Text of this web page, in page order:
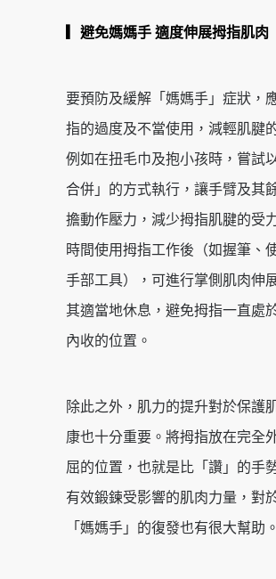
▎避免媽媽手 適度伸展拇指肌肉
要預防及緩解「媽媽手」症狀，
指的過度及不當使用，減輕肌腱
例如在扭毛巾及抱小孩時，嘗試
合併」的方式執行，讓手臂及其
擔動作壓力，減少拇指肌腱的受
時間使用拇指工作後（如握筆、
手部工具），可進行掌側肌肉伸
其適當地休息，避免拇指一直處
內收的位置。
除此之外，肌力的提升對於保護
康也十分重要。將拇指放在完全
屈的位置，也就是比「讚」的手
有效鍛鍊受影響的肌肉力量，對
「媽媽手」的復發也有很大幫助。